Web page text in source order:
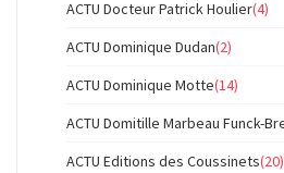
ACTU Docteur Patrick Houlier(4)
ACTU Dominique Dudan(2)
ACTU Dominique Motte(14)
ACTU Domitille Marbeau Funck-
ACTU Editions des Coussinets(20)